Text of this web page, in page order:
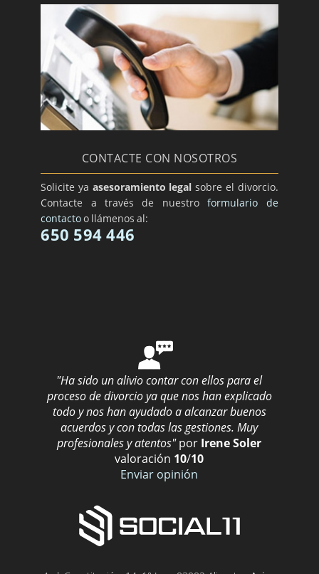
CONTACTE CON NOSOTROS
Solicite ya asesoramiento legal sobre el divorcio.
Contacte a través de nuestroformulario de
contactoo llámenos al:
650 594 446
"Ha sido un alivio contar con ellos para el
proceso de divorcio ya que nos han explicado
todo y nos han ayudado a alcanzar buenos
acuerdos y con todas las gestiones. Muy
profesionales y atentos" por Irene Soler
valoración 10/10
Enviar opinión